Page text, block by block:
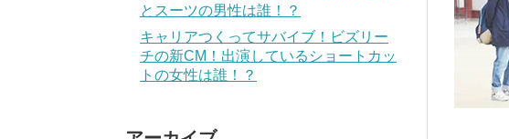
とスーツの男性は誰！？
キャリアつくってサバイブ！ビズリー
チの新CM！出演しているショートカッ
トの女性は誰！？